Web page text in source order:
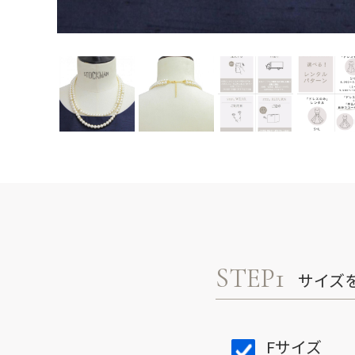
STEP1 サイズ
Fサイズ